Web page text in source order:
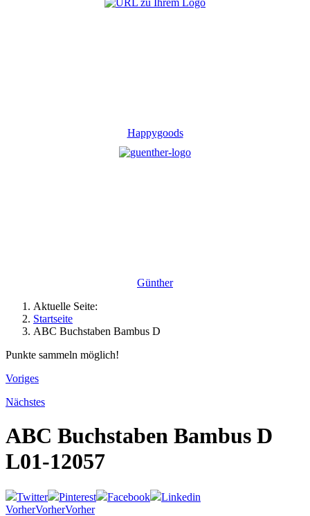
Happygoods
Günther
Aktuelle Seite:
Startseite
ABC Buchstaben Bambus D
Punkte sammeln möglich!
Voriges
Nächstes
ABC Buchstaben Bambus D
L01-12057
Twitter Pinterest Facebook
Linkedin
VorherVorherVorher